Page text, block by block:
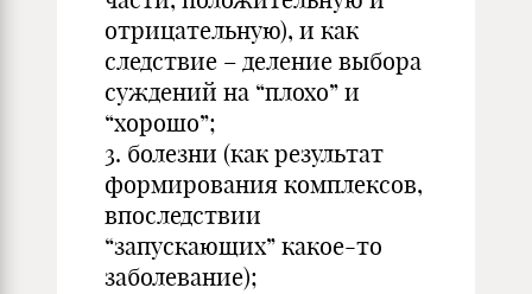
отрицательную), и как
следствие – деление выбора
суждений на “плохо” и
“хорошо”;
3. болезни (как результат
формирования комплексов,
впоследствии
“запускающих” какое-то
заболевание);